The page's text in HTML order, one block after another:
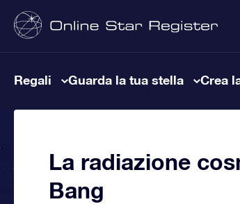
Regali Guarda la tua stella Crea
La radiazione
Bang